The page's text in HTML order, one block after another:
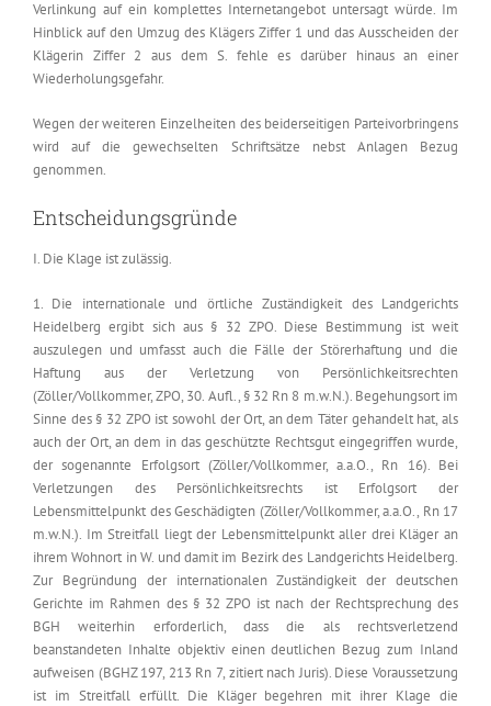
Verlinkung auf ein komplettes Internetangebot untersagt würde. Im
Hinblick auf den Umzug des Klägers Ziffer 1 und das Ausscheiden der
Klägerin Ziffer 2 aus dem S. fehle es darüber hinaus an einer
Wiederholungsgefahr.
Wegen der weiteren Einzelheiten des beiderseitigen Parteivorbringens
wird auf die gewechselten Schriftsätze nebst Anlagen Bezug
genommen.
Entscheidungsgründe
I. Die Klage ist zulässig.
1. Die internationale und örtliche Zuständigkeit des Landgerichts
Heidelberg ergibt sich aus § 32 ZPO. Diese Bestimmung ist weit
auszulegen und umfasst auch die Fälle der Störerhaftung und die
Haftung aus der Verletzung von Persönlichkeitsrechten
(Zöller/Vollkommer, ZPO, 30. Aufl., § 32 Rn 8 m.w.N.). Begehungsort im
Sinne des § 32 ZPO ist sowohl der Ort, an dem Täter gehandelt hat, als
auch der Ort, an dem in das geschützte Rechtsgut eingegriffen wurde,
der sogenannte Erfolgsort (Zöller/Vollkommer, a.a.O., Rn 16). Bei
Verletzungen des Persönlichkeitsrechts ist Erfolgsort der
Lebensmittelpunkt des Geschädigten (Zöller/Vollkommer, a.a.O., Rn 17
m.w.N.). Im Streitfall liegt der Lebensmittelpunkt aller drei Kläger an
ihrem Wohnort in W. und damit im Bezirk des Landgerichts Heidelberg.
Zur Begründung der internationalen Zuständigkeit der deutschen
Gerichte im Rahmen des § 32 ZPO ist nach der Rechtsprechung des
BGH weiterhin erforderlich, dass die als rechtsverletzend
beanstandeten Inhalte objektiv einen deutlichen Bezug zum Inland
aufweisen (BGHZ 197, 213 Rn 7, zitiert nach Juris). Diese Voraussetzung
ist im Streitfall erfüllt. Die Kläger begehren mit ihrer Klage die